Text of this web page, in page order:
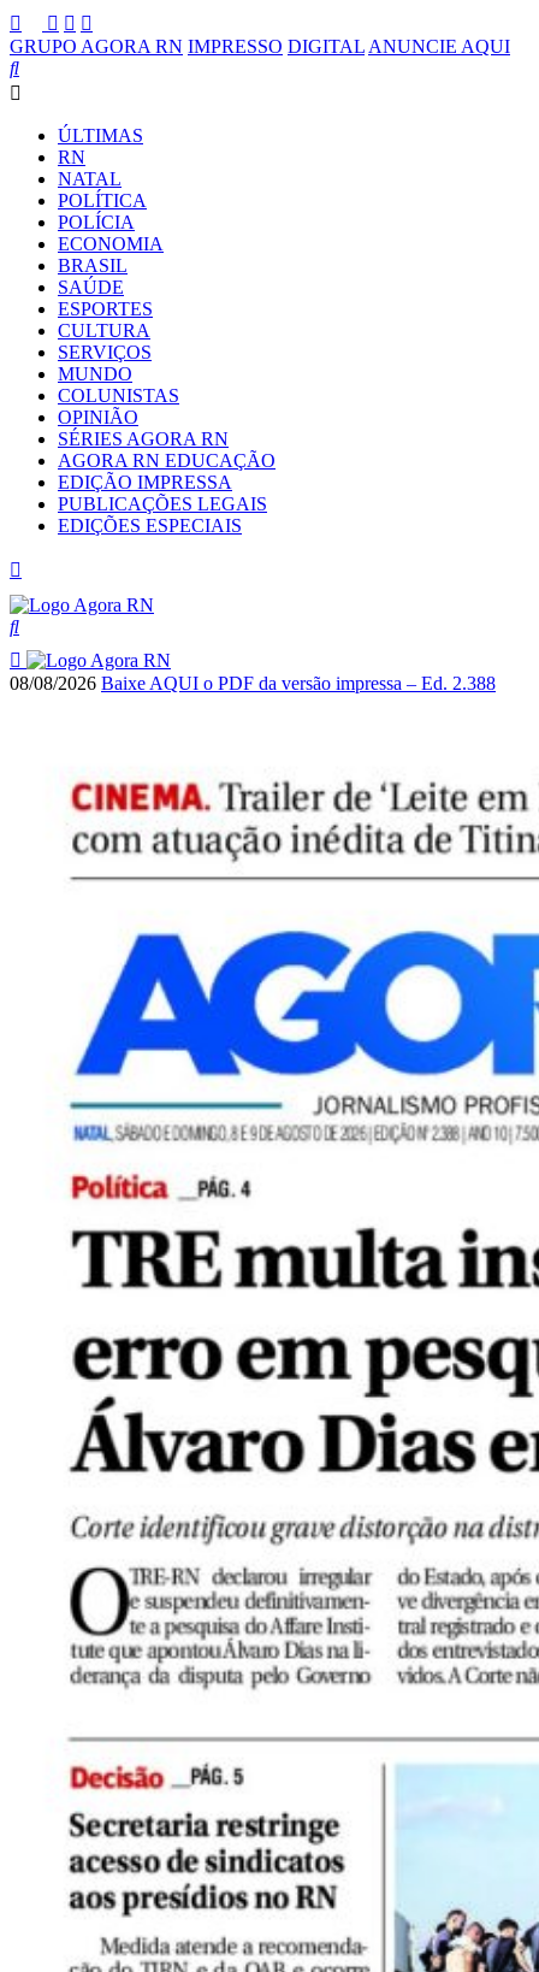
GRUPO AGORA RN IMPRESSO DIGITAL ANUNCIE AQUI
ÚLTIMAS
RN
NATAL
POLÍTICA
POLÍCIA
ECONOMIA
BRASIL
SAÚDE
ESPORTES
CULTURA
SERVIÇOS
MUNDO
COLUNISTAS
OPINIÃO
SÉRIES AGORA RN
AGORA RN EDUCAÇÃO
EDIÇÃO IMPRESSA
PUBLICAÇÕES LEGAIS
EDIÇÕES ESPECIAIS
08/08/2026 Baixe AQUI o PDF da versão impressa – Ed. 2.388